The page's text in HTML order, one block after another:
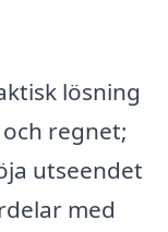
lösning
regnet;
utseendet
med